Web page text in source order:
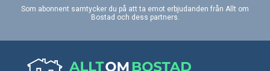
Som abonnent samtycker du på att ta emot erbjudanden från Allt om
Bostad och dess partners.